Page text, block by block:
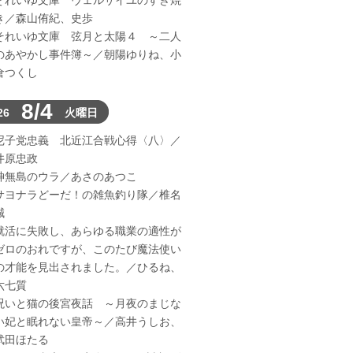
／森山侑紀、史歩
れいゆ文庫 弦月と太陽４ ～二人
あやかし事件簿～／朝陽ゆりね、小
つくし
8/4 火曜日
子党忠義 北近江合戦心得〈八〉／
原忠政
無島のウラ／あさのあつこ
ヨナラどーだ！の雑魚釣り隊／椎名
活に失敗し、あらゆる職業の適性が
ロのおれですが、このたび魔法使い
才能を見出されました。／ひるね、
七質
いと猫の後宮夜話 ～月夜のまじな
妃と眠れない皇帝～／高井うしお、
田ほたる